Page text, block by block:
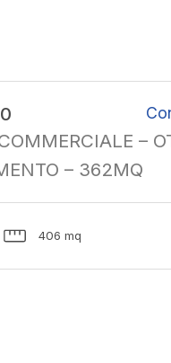
–
– 362MQ
406 mq